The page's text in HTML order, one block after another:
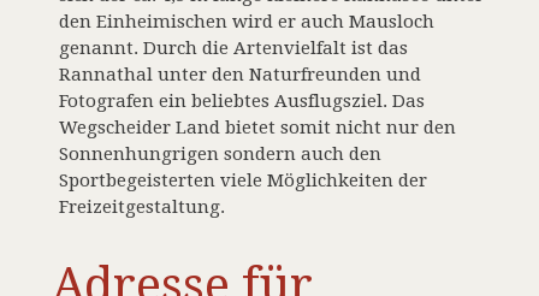
den Einheimischen wird er auch Mausloch
genannt. Durch die Artenvielfalt ist das
Rannathal unter den Naturfreunden und
Fotografen ein beliebtes Ausflugsziel. Das
Wegscheider Land bietet somit nicht nur den
Sonnenhungrigen sondern auch den
Sportbegeisterten viele Möglichkeiten der
Freizeitgestaltung.